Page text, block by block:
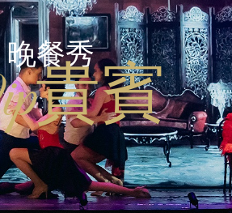
晚餐秀
貴賓